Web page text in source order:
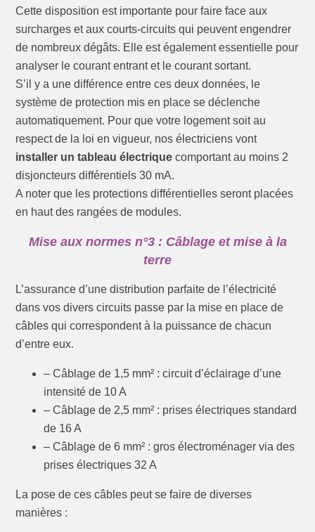
Cette disposition est importante pour faire face aux
surcharges et aux courts-circuits qui peuvent engendrer
de nombreux dégâts. Elle est également essentielle pour
analyser le courant entrant et le courant sortant.
S’il y a une différence entre ces deux données, le
système de protection mis en place se déclenche
automatiquement. Pour que votre logement soit au
respect de la loi en vigueur, nos électriciens vont
installer un tableau électrique comportant au moins 2
disjoncteurs différentiels 30 mA.
A noter que les protections différentielles seront placées
en haut des rangées de modules.
Mise aux normes n°3 : Câblage et mise à la
terre
L’assurance d’une distribution parfaite de l’électricité
dans vos divers circuits passe par la mise en place de
câbles qui correspondent à la puissance de chacun
d’entre eux.
– Câblage de 1,5 mm² : circuit d’éclairage d’une
intensité de 10 A
– Câblage de 2,5 mm² : prises électriques standard
de 16 A
– Câblage de 6 mm² : gros électroménager via des
prises électriques 32 A
La pose de ces câbles peut se faire de diverses
manières :